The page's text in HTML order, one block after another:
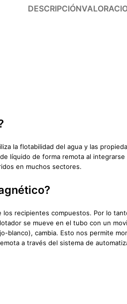
DESCRIPCIÓN
la flotabilidad del agua y las
líquido de forma remota al
en muchos sectores.
recipientes compuestos. Por lo
se mueve en el tubo con un
cambia. Esto nos permite
a través del sistema de